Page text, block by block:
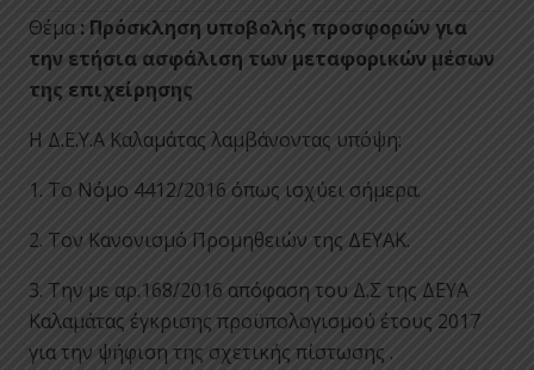
Θέμα : Πρόσκληση υποβολής προσφορών για
την ετήσια ασφάλιση των μεταφορικών μέσων
της επιχείρησης
H Δ.Ε.Υ.Α Καλαμάτας λαμβάνοντας υπόψη:
1. Το Νόμο 4412/2016 όπως ισχύει σήμερα.
2. Τον Κανονισμό Προμηθειών της ΔΕΥΑΚ.
3. Την με αρ.168/2016 απόφαση του Δ.Σ της ΔΕΥΑ
Καλαμάτας έγκρισης προϋπολογισμού έτους 2017
για την ψήφιση της σχετικής πίστωσης .